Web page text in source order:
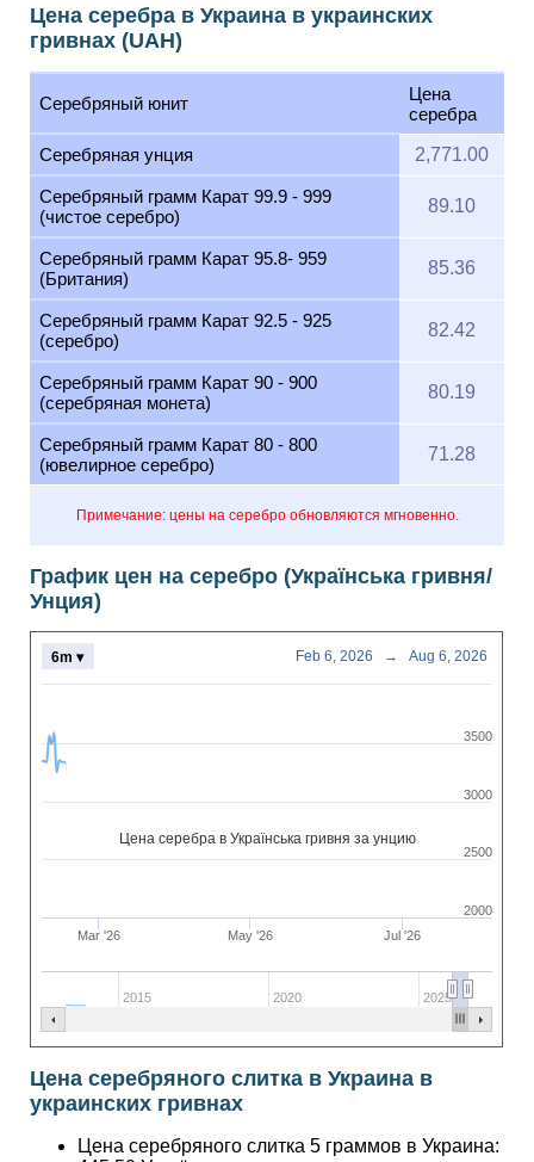
Цена серебра в Украина в украинских
гривнах (UAH)
Серебряный юнит
Цена
серебра
Примечание: цены на серебро обновляются мгновенно.
Серебряная унция 2,771.00
Серебряный грамм Карат 99.9 - 999
(чистое серебро)
89.10
Серебряный грамм Карат 95.8- 959
(Британия)
85.36
Серебряный грамм Карат 92.5 - 925
(серебро)
82.42
Серебряный грамм Карат 90 - 900
(серебряная монета)
80.19
Серебряный грамм Карат 80 - 800
(ювелирное серебро)
71.28
График цен на серебро (Українська гривня/
Унция)
Цена серебра в Українська гривня за унцию
Mar '26 May '26 Jul '26
2015 2020 2025
2500
3000
3500
2000
6m ▾ Feb 6, 2026 → Aug 6, 2026
Цена серебряного слитка в Украина в
украинских гривнах
Цена серебряного слитка 5 граммов в Украина: